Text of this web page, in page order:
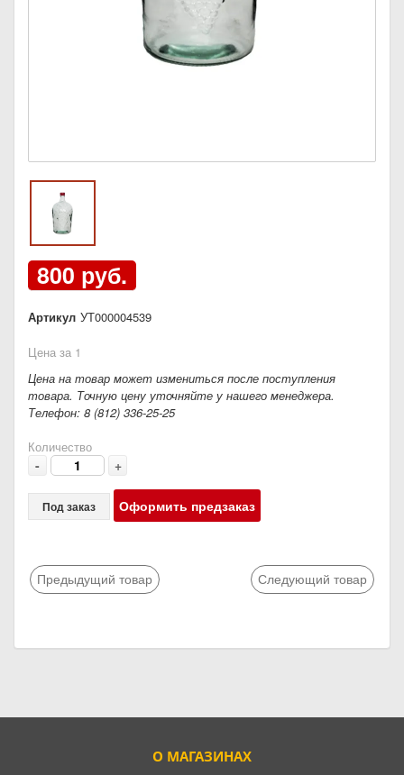
800 руб.
Артикул УТ000004539
Цена за 1
Цена на товар может измениться после поступления
товара. Точную цену уточняйте у нашего менеджера.
Телефон: 8 (812) 336-25-25
Количество
- +
Под заказ Оформить предзаказ
Предыдущий товар Следующий товар
О МАГАЗИНАХ